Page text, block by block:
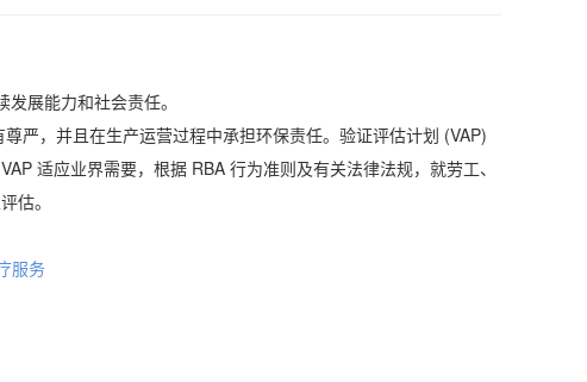
展能力和社会责任。
，并且在生产运营过程中承担环保责任。验证评估计划 (VAP)
适应业界需要，根据 RBA 行为准则及有关法律法规，就劳工、
估。
服务